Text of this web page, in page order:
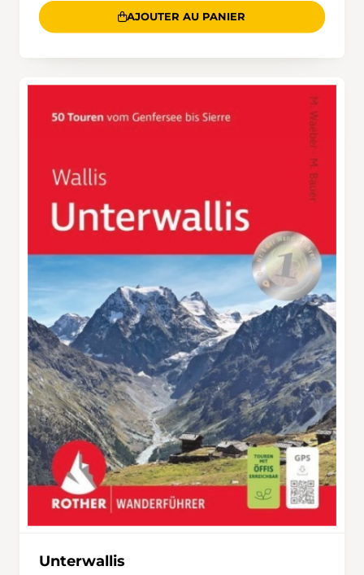
AJOUTER AU PANIER
Unterwallis